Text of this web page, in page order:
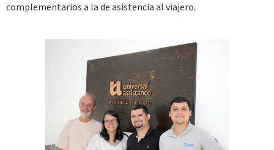
complementarios a la de asistencia al viajero.